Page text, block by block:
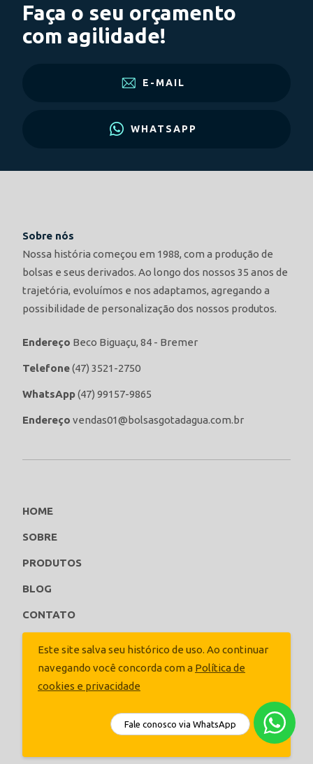
Este site salva seu histórico de uso. Ao continuar
navegando você concorda com a Política de
cookies e privacidade
ACEITAR
Faça o seu orçamento
com agilidade!
E-MAIL
WHATSAPP
Sobre nós
Nossa história começou em 1988, com a produção de
bolsas e seus derivados. Ao longo dos nossos 35 anos de
trajetória, evoluímos e nos adaptamos, agregando a
possibilidade de personalização dos nossos produtos.
Endereço Beco Biguaçu, 84 - Bremer
Telefone(47) 3521-2750
WhatsApp(47) 99157-9865
Endereço vendas01@bolsasgotadagua.com.br
HOME
SOBRE
PRODUTOS
BLOG
CONTATO
Fale conosco via WhatsApp